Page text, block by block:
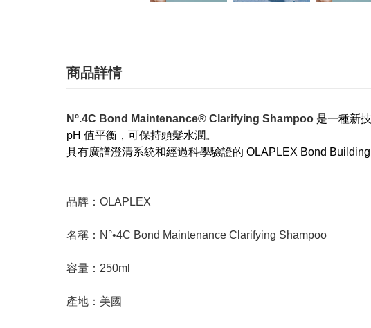
商品詳情
Nº.4C Bond Maintenance® Clarifying Shampoo 是一種新
pH 值平衡，可保持頭髮水潤。
具有廣譜澄清系統和經過科學驗證的 OLAPLEX Bond
品牌：OLAPLEX
名稱：N°•4C Bond Maintenance Clarifying Shampoo
容量：250ml
產地：美國